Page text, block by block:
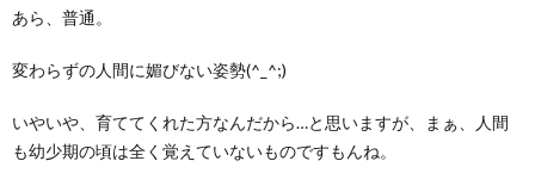
あら、普通。
変わらずの人間に媚びない姿勢(^_^;)
いやいや、育ててくれた方なんだから…と思いますが、まぁ、人間
も幼少期の頃は全く覚えていないものですもんね。